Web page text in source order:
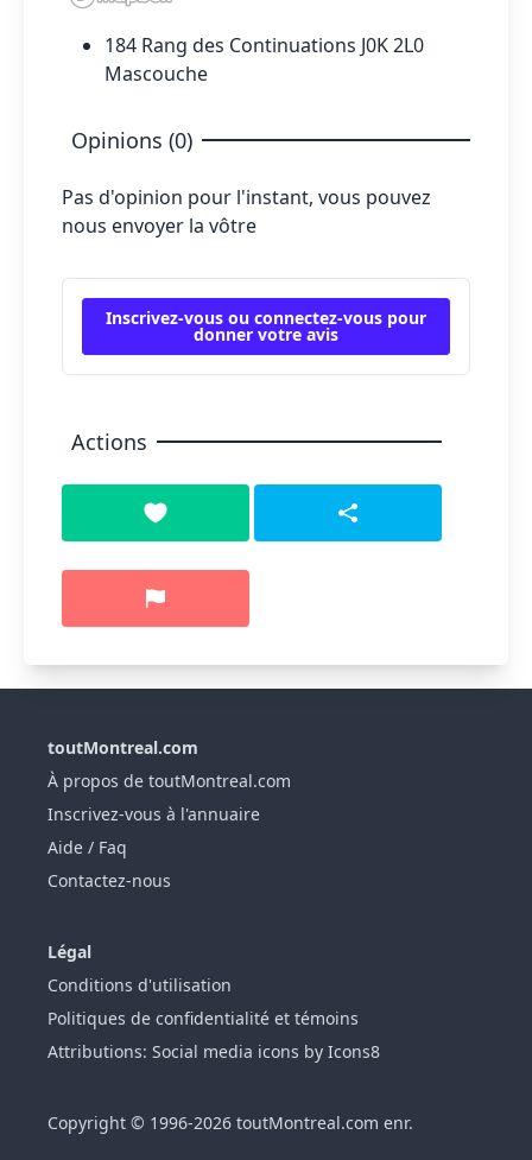
184 Rang des Continuations J0K 2L0
Mascouche
Opinions (0)
Pas d'opinion pour l'instant, vous pouvez
nous envoyer la vôtre
Inscrivez-vous ou connectez-vous pour
donner votre avis
Actions
toutMontreal.com
À propos de toutMontreal.com
Inscrivez-vous à l'annuaire
Aide / Faq
Contactez-nous
Légal
Conditions d'utilisation
Politiques de confidentialité et témoins
Attributions: Social media icons by Icons8
Copyright © 1996-2026 toutMontreal.com enr.